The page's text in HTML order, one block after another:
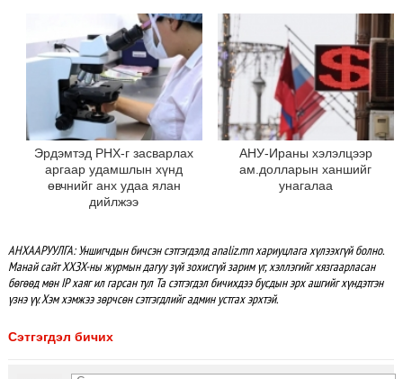
Эрдэмтэд РНХ-г засварлах
аргаар удамшлын хүнд
өвчнийг анх удаа ялан
дийлжээ
АНУ-Ираны хэлэлцээр
ам.долларын ханшийг
унагалаа
АНХААРУУЛГА: Уншигчдын бичсэн сэтгэгдэлд analiz.mn хариуцлага хүлээхгүй болно.
Манай сайт ХХЗХ-ны журмын дагуу зүй зохисгүй зарим үг, хэллэгийг хязгаарласан
бөгөөд мөн IP хаяг ил гарсан тул Та сэтгэгдэл бичихдээ бусдын эрх ашгийг хүндэтгэн
үзнэ үү. Хэм хэмжээ зөрчсөн сэтгэгдлийг админ устгах эрхтэй.
Сэтгэгдэл бичих